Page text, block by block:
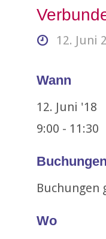
12. Juni
Wann
12. Juni '18
9:00 - 11:30
Buchungen
Buchungen
Wo